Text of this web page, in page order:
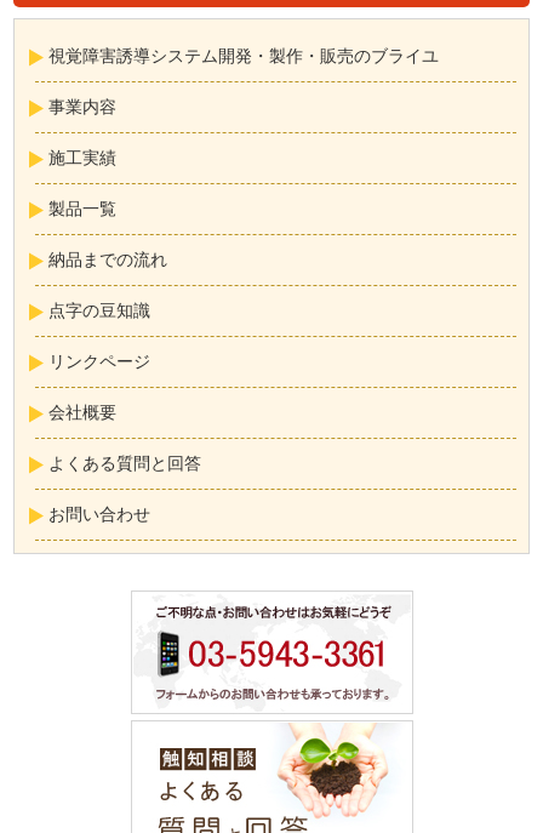
視覚障害誘導システム開発・製作・販売のブライユ
事業内容
施工実績
製品一覧
納品までの流れ
点字の豆知識
リンクページ
会社概要
よくある質問と回答
お問い合わせ